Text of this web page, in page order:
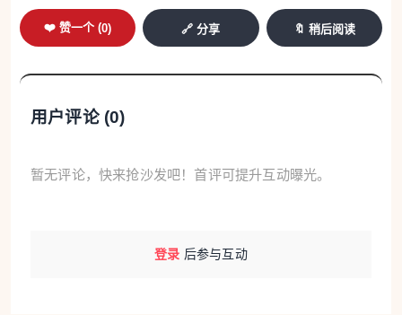
的说法，这是一种“严重且经常致命”的病毒。此前的
刚果（金）埃博拉疫情绝大多数为扎伊尔型病毒引
为应对疫情，刚果（金）政府启动国家应急机制，采
测，并设立隔离治疗中心。卫生部门还在主要交通节
埃博拉症状和防护措施的认识。乌干达则采取了较为
❤️ 赞一个 (0) 🔗 分享 🔖 稍后阅读
用户评论 (0)
暂无评论，快来抢沙发吧！首评可提升互动曝光。
登录 后参与互动